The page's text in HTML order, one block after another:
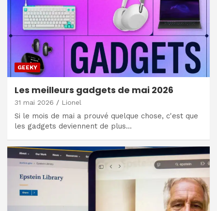
GEEKY
Les meilleurs gadgets de mai 2026
31 mai 2026 Lionel
Si le mois de mai a prouvé quelque chose, c'est que
les gadgets deviennent de plus…